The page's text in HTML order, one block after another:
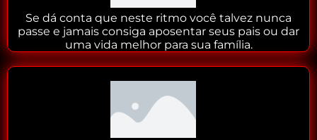
Se dá conta que neste ritmo você talvez nunca
passe e jamais consiga aposentar seus pais ou dar
uma vida melhor para sua família.